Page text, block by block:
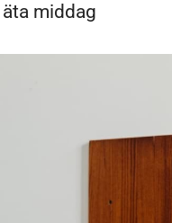
middag